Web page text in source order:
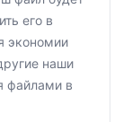
его в
экономии
наши
файлами в